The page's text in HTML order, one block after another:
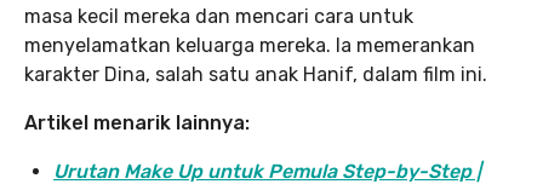
masa kecil mereka dan mencari cara untuk
menyelamatkan keluarga mereka. Ia memerankan
karakter Dina, salah satu anak Hanif, dalam film ini.
Artikel menarik lainnya:
Urutan Make Up untuk Pemula Step-by-Step |